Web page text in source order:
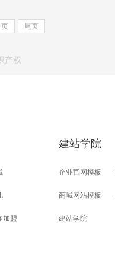
尾页
产权
加盟
建站学院
企业官网模板
商城网站模板
建站学院